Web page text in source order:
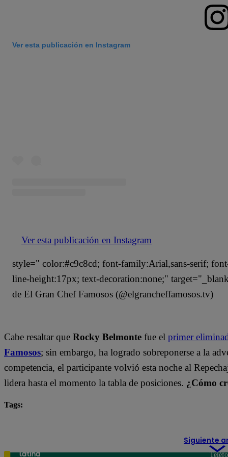
Ver esta publicación en Instagram
Ver esta publicación en Instagram
style=" color:#c9c8cd; font-family:Arial,sans-serif;
line-height:17px; text-decoration:none;"
de El Gran Chef Famosos (@elgrancheffamosos.tv)
Cabe resaltar que Rocky Belmonte fue el primer
Famosos; sin embargo, ha logrado sobreponerse a la
competencia, el participante volvió esta noche al
lidera hasta el momento la tabla de posiciones. ¿Cómo
Tags:
Siguiente